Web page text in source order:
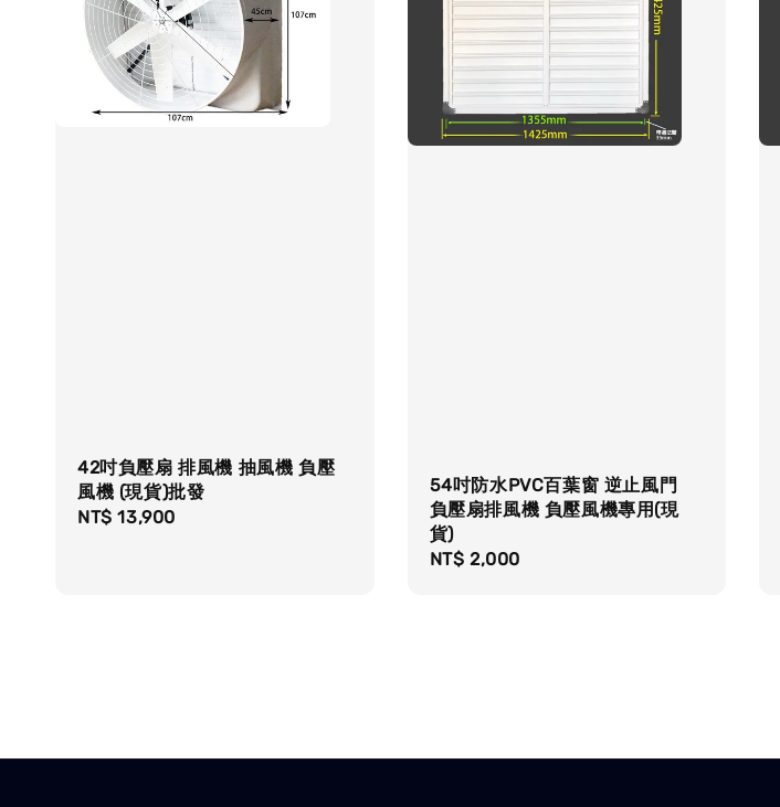
42吋負壓扇 排風機 抽風機 負壓
風機 (現貨)批發
Regular
NT$ 13,900
54吋防水PVC百葉窗 逆止風門
負壓扇排風機 負壓風機專用(現
貨)
Regular
NT$ 2,000